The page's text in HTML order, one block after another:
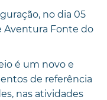
no dia 05
Aventura Fonte do
é um novo e
de referência
nas atividades